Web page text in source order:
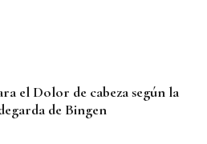
el Dolor de cabeza según la
de Bingen